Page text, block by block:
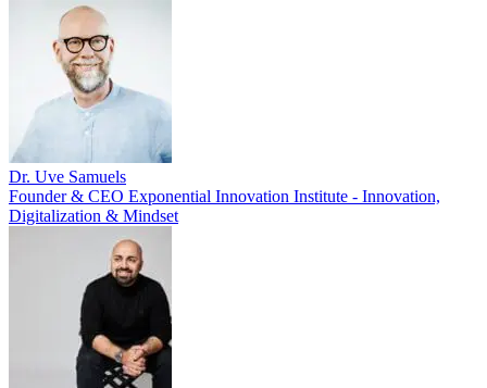
Dr. Uve Samuels
Founder & CEO Exponential Innovation Institute - Innovation,
Digitalization & Mindset